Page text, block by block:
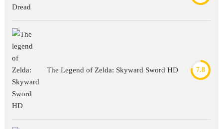
The Legend of Zelda: Skyward Sword HD 7.8